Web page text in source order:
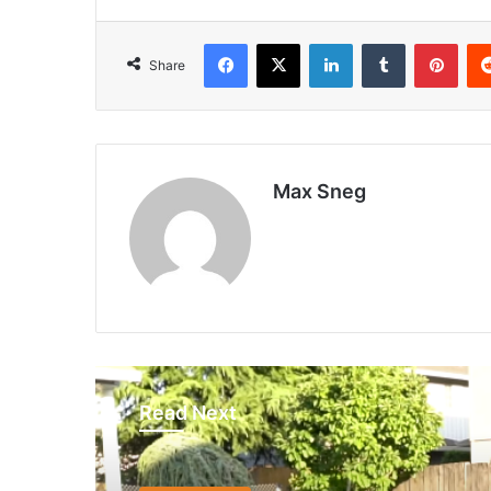
Share
Max Sneg
Read Next